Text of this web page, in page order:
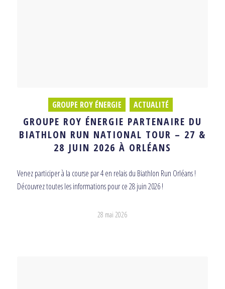
GROUPE ROY ÉNERGIE ACTUALITÉ
GROUPE ROY ÉNERGIE PARTENAIRE DU
BIATHLON RUN NATIONAL TOUR – 27 &
28 JUIN 2026 À ORLÉANS
Venez participer à la course par 4 en relais du Biathlon Run Orléans !
Découvrez toutes les informations pour ce 28 juin 2026 !
28 mai 2026